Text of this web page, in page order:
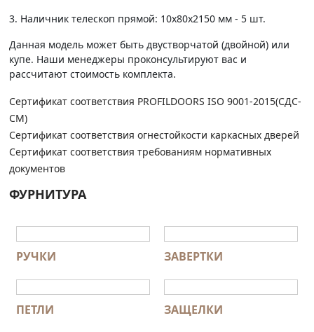
3. Наличник телескоп прямой: 10х80х2150 мм - 5 шт.
Данная модель может быть двустворчатой (двойной) или
купе. Наши менеджеры проконсультируют вас и
рассчитают стоимость комплекта.
Сертификат соответствия PROFILDOORS ISO 9001-2015(СДС-
СМ)
Сертификат соответствия огнестойкости каркасных дверей
Сертификат соответствия требованиям нормативных
документов
ФУРНИТУРА
РУЧКИ ЗАВЕРТКИ
ПЕТЛИ ЗАЩЕЛКИ